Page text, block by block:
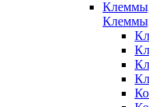
Клеммы,
Клеммы,